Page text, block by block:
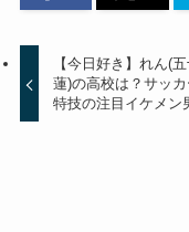
【今日好き】れん(
蓮)の高校は？サッ
特技の注目イケメン